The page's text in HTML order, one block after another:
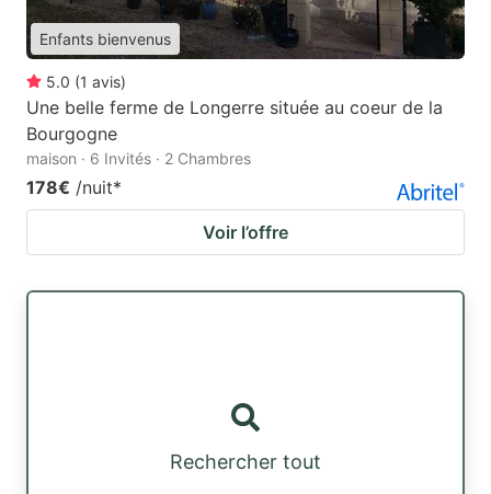
Enfants bienvenus
5.0 (1 avis)
Une belle ferme de Longerre située au coeur de la
Bourgogne
maison · 6 Invités · 2 Chambres
178€ /nuit*
Voir l’offre
Rechercher tout